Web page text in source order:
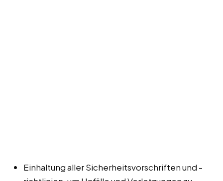
Einhaltung aller Sicherheitsvorschriften und -